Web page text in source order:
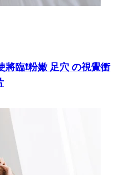
臨❗️粉嫩 足穴 の視覺衝